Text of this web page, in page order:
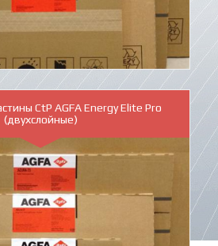
CtP AGFA Energy Elite Pro
(двухслойные)